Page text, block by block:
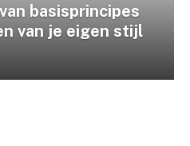
basisprincipes
van je eigen stijl